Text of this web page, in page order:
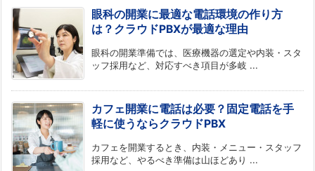
眼科の開業に最適な電話環境の作り方
は？クラウドPBXが最適な理由
眼科の開業準備では、医療機器の選定や内装・スタ
ッフ採用など、対応すべき項目が多岐 ...
カフェ開業に電話は必要？固定電話を手
軽に使うならクラウドPBX
カフェを開業するとき、内装・メニュー・スタッフ
採用など、やるべき準備は山ほどあり ...